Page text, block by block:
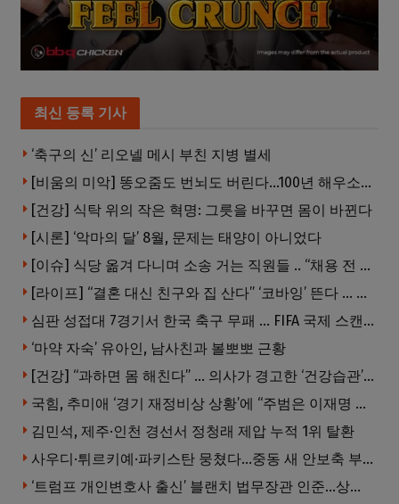
최신 등록 기사
‘축구의 신’ 리오넬 메시 부친 지병 별세
[비움의 미악] 똥오줌도 번뇌도 버린다…100년 해우소의 철학
[건강] 식탁 위의 작은 혁명: 그릇을 바꾸면 몸이 바뀐다
[시론] ‘악마의 달’ 8월, 문제는 태양이 아니었다
[이슈] 식당 옮겨 다니며 소송 거는 직원들 .. “채용 전 반드시 확인해야”
[라이프] “결혼 대신 친구와 집 산다” ‘코바잉’ 뜬다 … 내 집 마련 공식 바뀌었다
심판 성접대 7경기서 한국 축구 무패 … FIFA 국제 스캔들 번지나
‘마약 자숙’ 유아인, 남사친과 볼뽀뽀 근황
[건강] “과하면 몸 해친다” … 의사가 경고한 ‘건강습관’ 5가지
국힘, 추미애 ‘경기 재정비상 상황’에 “주범은 이재명 전 지사”
김민석, 제주·인천 경선서 정청래 제압 누적 1위 탈환
사우디·튀르키예·파키스탄 뭉쳤다…중동 새 안보축 부상하나
‘트럼프 개인변호사 출신’ 블랜치 법무장관 인준…상원 50대49 가결